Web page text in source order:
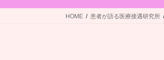
HOME 患者が語る医療接遇研究所